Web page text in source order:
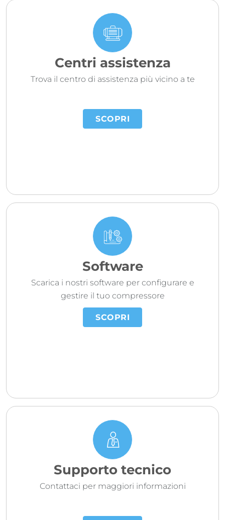
Centri assistenza
Trova il centro di assistenza più vicino a te
SCOPRI
Software
Scarica i nostri software per configurare e
gestire il tuo compressore
SCOPRI
Supporto tecnico
Contattaci per maggiori informazioni